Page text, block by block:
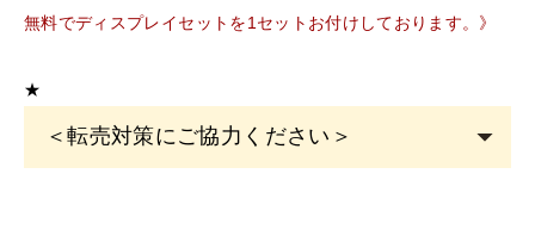
無料でディスプレイセットを1セットお付けしております。》
★
＜転売対策にご協力ください＞